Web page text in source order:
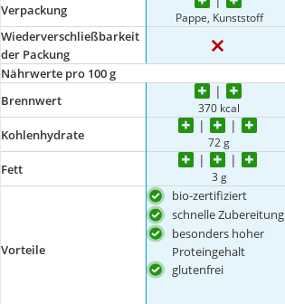
Verpackung Pappe, Kunststoff
Wiederverschließbarkeit
der Packung
Nährwerte pro 100 g
Brennwert
370 kcal
Kohlenhydrate 72 g
Fett 3 g
Vorteile
bio-zertifiziert
schnelle Zubereitung
besonders hoher
Proteingehalt
glutenfrei